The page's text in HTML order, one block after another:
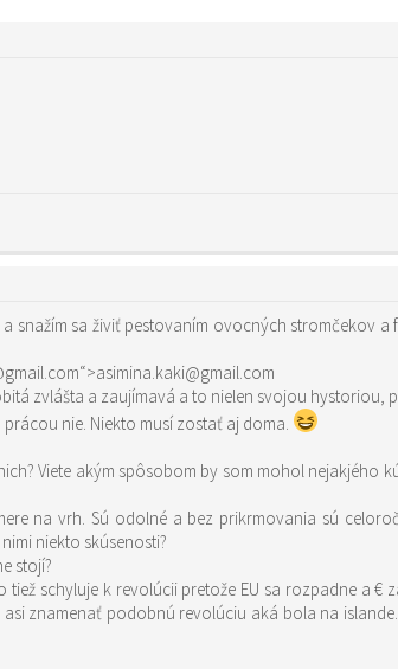
snažím sa živiť pestovaním ovocných stromčekov
href=“mailto:asimina.kaki@gmail.com“>asimina.kaki@gmail.com
zvlášta a zaujímavá a to nielen svojou hystoriou,
nie. Niekto musí zostať aj doma.
Viete akým spôsobom by som mohol nejakjého
na vrh. Sú odolné a bez prikrmovania sú
niekto skúsenosti?
stojí?
tiež schyluje k revolúcii pretože EU sa rozpadne a
znamenať podobnú revolúciu aká bola na